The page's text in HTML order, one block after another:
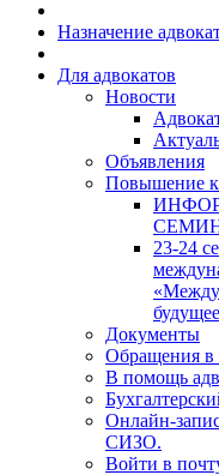
Назначение
Для адвокатов
Новости
Объявления
Повышение
23-24
Документы
Обращения
В помощь
Онлайн-
СИЗО.
Войти в